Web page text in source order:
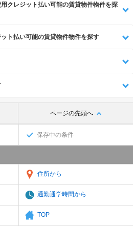
クレジット払い可能の賃貸物件物件を探
ト払い可能の賃貸物件物件を探す
ページの先頭へ
保存中の条件
住所から
通勤通学時間から
TOP